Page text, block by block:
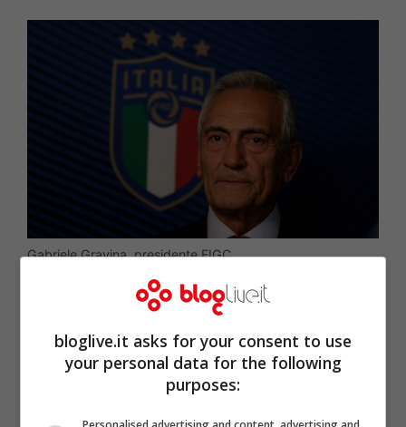
Gabriele Gravina, presidente FIGC
Oltre a questo ormai famigerato
che sta spaccando in due laSerie Ac’è
anche la questione riapertura degli stadi
sul tavolo della discussione. Ne ha parlato
bloglive.it asks for your consent to use
your personal data for the following
purposes: